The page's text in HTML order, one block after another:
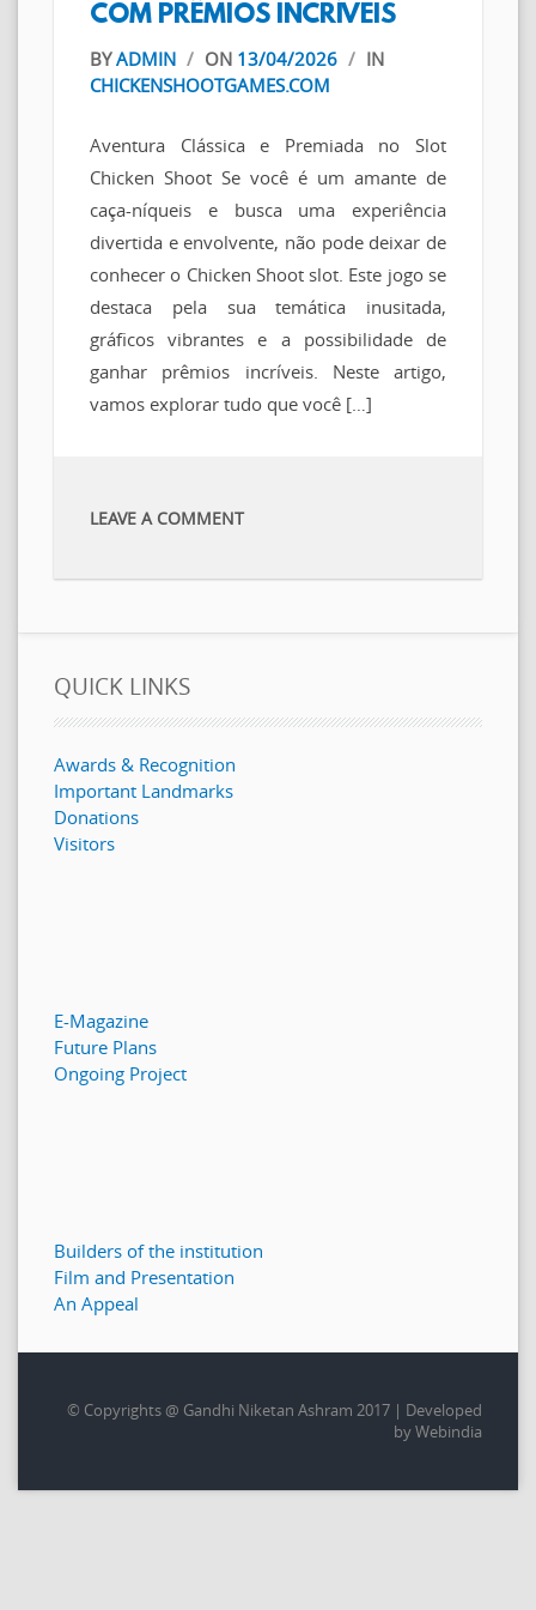
COM PRÊMIOS INCRÍVEIS
BYADMIN / ON 13/04/2026 / IN
CHICKENSHOOTGAMES.COM
Aventura Clássica e Premiada no Slot
Chicken Shoot Se você é um amante de
caça-níqueis e busca uma experiência
divertida e envolvente, não pode deixar de
conhecer o Chicken Shoot slot. Este jogo se
destaca pela sua temática inusitada,
gráficos vibrantes e a possibilidade de
ganhar prêmios incríveis. Neste artigo,
vamos explorar tudo que você […]
LEAVE A COMMENT
QUICK LINKS
Awards & Recognition
Important Landmarks
Donations
Visitors
E-Magazine
Future Plans
Ongoing Project
Builders of the institution
Film and Presentation
An Appeal
© Copyrights @ Gandhi Niketan Ashram 2017 | Developed
by Webindia